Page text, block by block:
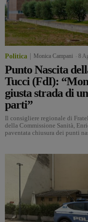
Politica Monica Campani 8
Punto Nascita
Tucci (FdI):
giusta strada di
parti”
Il consigliere regionale di
della Commissione Sanità,
paventata chiusura dei punti